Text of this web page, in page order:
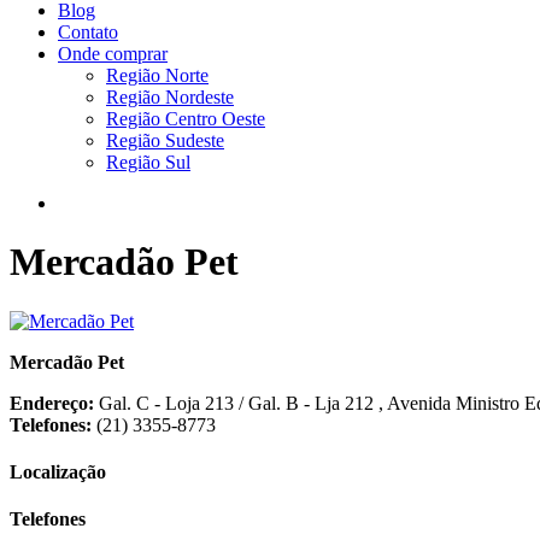
Blog
Contato
Onde comprar
Região Norte
Região Nordeste
Região Centro Oeste
Região Sudeste
Região Sul
Mercadão Pet
Mercadão Pet
Endereço: Gal. C - Loja 213 / Gal. B - Lja 212 , Avenida Ministro
Telefones: (21) 3355-8773
Localização
Telefones